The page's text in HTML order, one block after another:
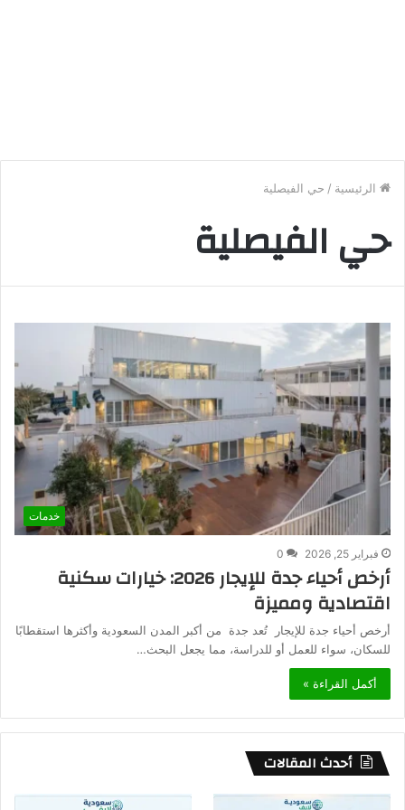
الرئيسية / حي الفيصلية
حي الفيصلية
خدمات
فبراير 25, 2026 0
أرخص أحياء جدة للإيجار 2026: خيارات سكنية
اقتصادية ومميزة
أرخص أحياء جدة للإيجار تُعد جدة من أكبر المدن السعودية وأكثرها استقطابًا
للسكان، سواء للعمل أو للدراسة، مما يجعل البحث…
أكمل القراءة »
أحدث المقالات